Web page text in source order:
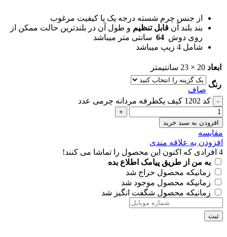
از جنس چرم شسته درجه یک یا کیفیت مرغوب
بند بلند آن قابل تنظیم و طول آن در بلندترین حالت ممکن از
روی دوش 64 سانتی متر میباشد
شامل 4 زیپ میباشد
ابعاد 20 × 23 سانتیمتر
رنگ
صاف
کد 1202 کیف یکطرفه مردانه چرمی عدد
افزودن به سبد خرید
مقايسه
افزودن به علاقه مندی
4 افرادی که اکنون این محصول را تماشا می کنند!
به من از طریق پیامک اطلاع بده
زمانیکه محصول حراج شد
زمانیکه محصول موجود شد
زمانیکه محصول شگفت انگیز شد
ثبت